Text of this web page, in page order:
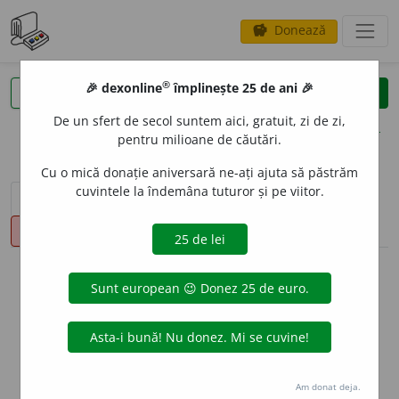
savings Donează
clear
opțiuni
sinteza definițiilor (1) definiții (3)
declinări
info
Aceste definiții sunt compilate de
echipa dexonline. Definițiile
originale se află pe filadefiniții.
Puteți reordona filele pe pagina de
🎉 dexonline® împlinește 25 de ani 🎉
De un sfert de secol suntem aici, gratuit, zi de zi,
pentru milioane de căutări.
Cu o mică donație aniversară ne-ați ajuta să păstrăm
cuvintele la îndemâna tuturor și pe viitor.
Am donat deja.